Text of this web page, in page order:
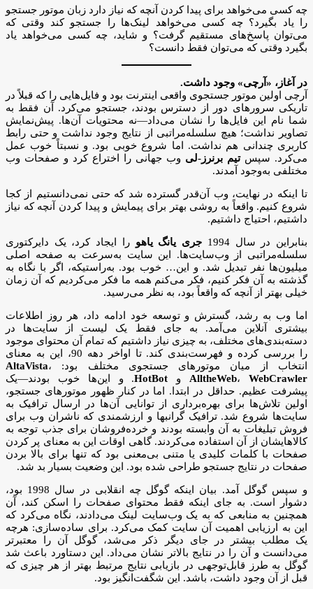
چه کسی می‌خواهد برای پیدا کردن آنچه که نیاز دارد زبان موتور جستجو
را یاد بگیرد؟ چه کسی می‌خواهد لینک‌ها را جستجو کند وقتی که
می‌توان پاسخ‌های مستقیم گرفت؟ و شاید، چه کسی می‌خواهد یاد
بگیرد وقتی که می‌توان فقط دانست؟
در آغاز، «آرچی» وجود داشت.
آرچی اولین موتور جستجوی واقعی اینترنت بود و فایل‌هایی را که قبلاً در
تاریکی سرورهای دور از دسترس بودند، جستجو می‌کرد. آن فقط به
شما نام این فایل‌ها را نشان می‌داد—نه محتویات آن‌ها. پیش‌نمایش
تصاویر نداشت؛ هیچ سلسله‌مراتبی از نتایج وجود نداشت و حتی رابط
کاربری چندانی هم نداشت. اما شروع خوبی بود. و نسبتاً خوب عمل
می‌کرد. سپستیم برنرز-لی وب جهانی را اختراع کرد و صفحات وب
مختلفی به‌وجود آمدند.
تا اینکه در نهایت، وب آن‌قدر گسترده شد که حتی نمی‌دانستیم از کجا
شروع کنیم. واقعاً به روشی بهتر برای پیمایش و پیدا کردن آنچه که نیاز
داشتیم، احتیاج داشتیم.
بنابراین در سال 1994 جری یانگ یاهو را ایجاد کرد، یک دایرکتوری
سلسله‌مراتبی از وب‌سایت‌ها. این سایت به‌سرعت به صفحه اصلی
میلیون‌ها نفر تبدیل شد. و این… خوب بود. به‌راستیکه، اگر با نگاه به
گذشته به آن فکر کنیم، فکر می‌کنم همه‌ ما فکر می‌کردیم که آن زمان
خیلی بهتر از آنچه که واقعاً بود، به نظر می‌رسید.
اما وب به رشد، گسترش و توسعه خود ادامه داد، هر روز اطلاعات
بیشتری آنلاین می‌آمد. به جای فقط یک لیست از سایت‌ها در
دسته‌بندی‌های مختلف، به چیزی نیاز داشتیم که تمام آن محتوای موجود
را بررسی کرده و فهرست‌بندی کند. تا اواخر دهه 90، این به معنای
انتخاب از میان موتورهای جستجوی مختلف بود:
AltaVista،
AlltheWeb،WebCrawler و HotBot. و این‌ها خوب بودند—یک
پیشرفت عظیم. حداقل در ابتدا. اما در کنار ظهور موتورهای جستجو،
اولین تلاش‌ها برای بهره‌برداری از توانایی آن‌ها در ارسال ترافیک به
سایت‌ها شروع شد. ترافیک گرانبها و ارزشمندی که ناشران وب برای
فروش تبلیغات به آن وابسته بودند و خرده‌فروشان برای جذب توجه به
کالاهایشان از آن استفاده می‌کردند. گاهی اوقات این به معنای پر کردن
صفحات با کلمات کلیدی یا متنی بی‌معنی بود که تنها برای بالا بردن
صفحات در نتایج جستجو طراحی شده بود. این وضعیت بسیار بد شد.
و سپس گوگل آمد. بیان اینکه گوگل چه انقلابی در سال 1998 بود،
دشوار است. به جای اینکه فقط محتوای صفحات را اسکن کند، آن
همچنین به منابعی که به یک وب‌سایت لینک می‌دادند، نگاه می‌کرد که
این به ارزیابی اهمیت آن سایت کمک می‌کرد. برای ساده‌سازی: هرچه
یک مطلب بیشتر در جای دیگر ذکر می‌شد، گوگل آن را معتبرتر
می‌دانست و آن را در نتایج بالاتر نشان می‌داد. این دستاورد باعث شد
گوگل به طرز قابل‌توجهی در بازیابی نتایج مرتبط بهتر از هر چیزی که
قبل از آن وجود داشت، باشد. این شگفت‌انگیز بود.